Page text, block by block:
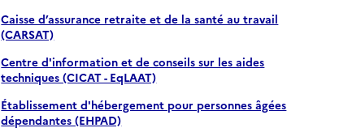
Caisse d’assurance retraite et de la santé au travail
(CARSAT)
Centre d'information et de conseils sur les aides
techniques (CICAT - EqLAAT)
Établissement d'hébergement pour personnes âgées
dépendantes (EHPAD)